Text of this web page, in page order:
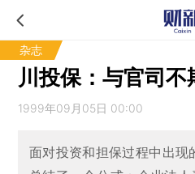
杂志
川投保：与官司不
1999年09月05日 00:00
面对投资和担保过程中出现